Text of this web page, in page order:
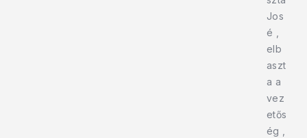
Jos
é ,
elb
aszt
a a
vez
etős
ég ,